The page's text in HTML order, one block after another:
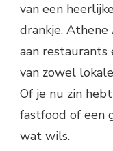
van een
drankje.
aan restaurants
van zowel
Of je nu zin
fastfood of een
wat wils.